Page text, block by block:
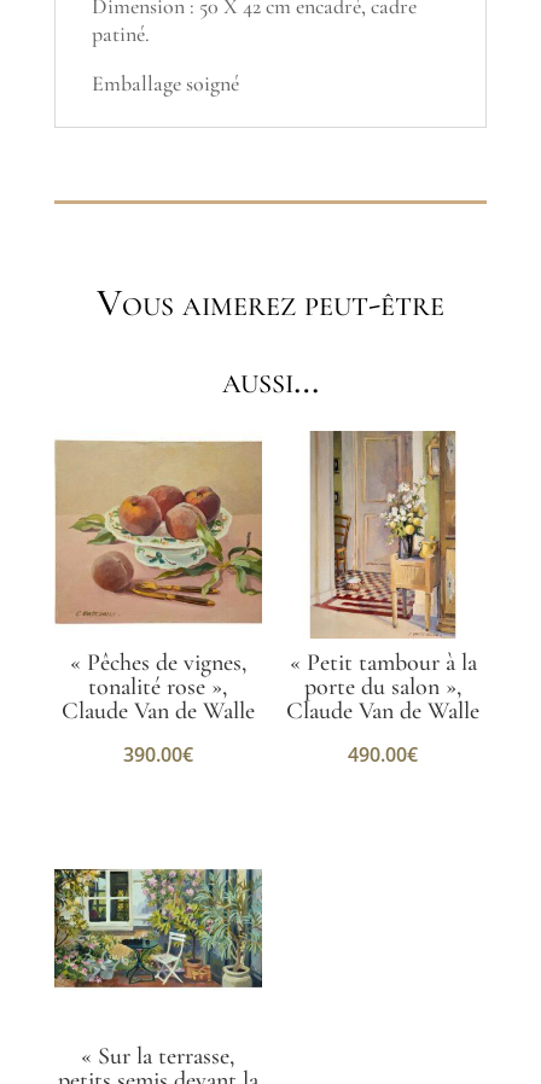
Dimension : 50 X 42 cm encadré, cadre
patiné.
Emballage soigné
Vous aimerez peut-être
aussi…
« Pêches de vignes,
tonalité rose »,
Claude Van de Walle
390.00€
« Petit tambour à la
porte du salon »,
Claude Van de Walle
490.00€
« Sur la terrasse,